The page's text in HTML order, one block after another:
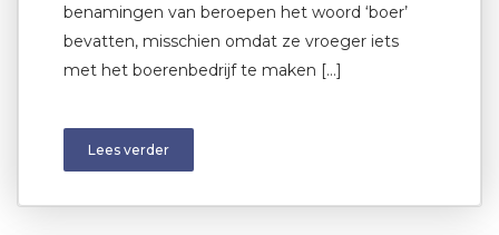
benamingen van beroepen het woord ‘boer’
bevatten, misschien omdat ze vroeger iets
met het boerenbedrijf te maken […]
Lees verder